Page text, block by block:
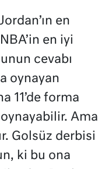
en
en iyi
cevabı
oynayan
11’de forma
Ama
Golsüz derbisi
ki bu ona